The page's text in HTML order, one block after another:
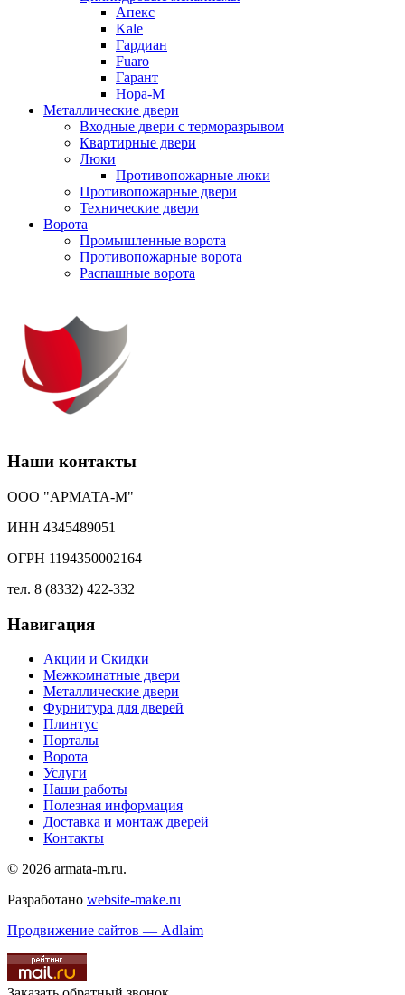
Апекс
Kale
Гардиан
Fuaro
Гарант
Нора-М
Металлические двери
Входные двери с терморазрывом
Квартирные двери
Люки
Противопожарные люки
Противопожарные двери
Технические двери
Ворота
Промышленные ворота
Противопожарные ворота
Распашные ворота
Наши контакты
ООО "АРМАТА-М"
ИНН 4345489051
ОГРН 1194350002164
тел. 8 (8332) 422-332
Навигация
Акции и Скидки
Межкомнатные двери
Металлические двери
Фурнитура для дверей
Плинтус
Порталы
Ворота
Услуги
Наши работы
Полезная информация
Доставка и монтаж дверей
Контакты
© 2026 armata-m.ru.
Разработано website-make.ru
Продвижение сайтов — Adlaim